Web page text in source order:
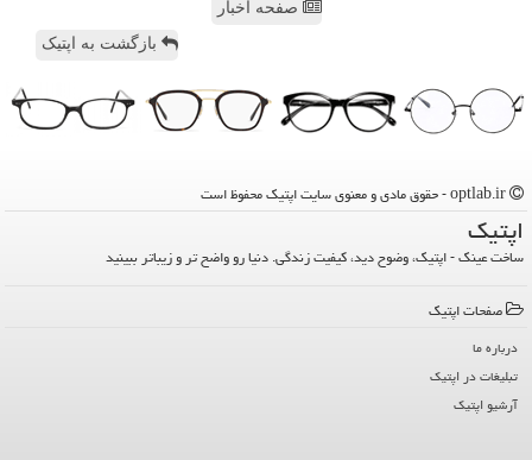
صفحه اخبار
بازگشت به اپتیک
اپتیك
ساخت عینک - اپتیک، وضوح دید، کیفیت زندگی. دنیا رو واضح تر و زیباتر ببینید
صفحات اپتیك
درباره ما
تبلیغات در اپتیك
آرشیو اپتیك